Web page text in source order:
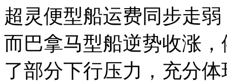
超灵便型船运费同步走
而巴拿马型船逆势收涨
了部分下行压力，充分